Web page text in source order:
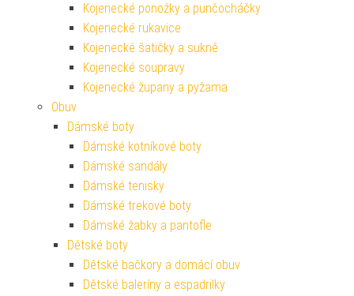
Kojenecké ponožky a punčocháčky
Kojenecké rukavice
Kojenecké šatičky a sukně
Kojenecké soupravy
Kojenecké župany a pyžama
Obuv
Dámské boty
Dámské kotníkové boty
Dámské sandály
Dámské tenisky
Dámské trekové boty
Dámské žabky a pantofle
Dětské boty
Dětské bačkory a domácí obuv
Dětské baleríny a espadrilky